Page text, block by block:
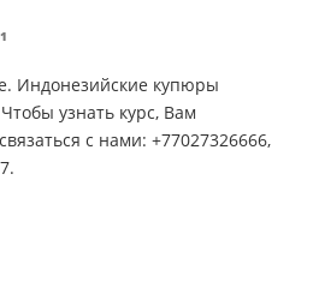
Индонезийские купюры
узнать курс, Вам
с нами: +77027326666,